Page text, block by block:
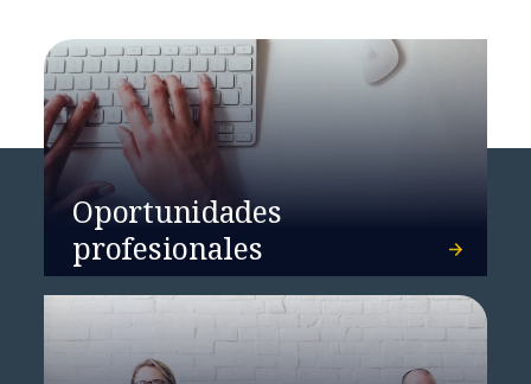
Oportunidades
profesionales